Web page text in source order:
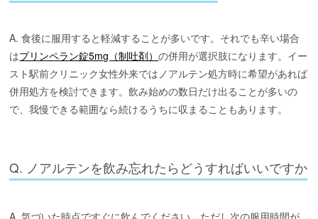
A. 食後に服用すると軽減することが多いです。それでも辛い場合
はプリンペラン錠5mg（制吐剤）の併用が選択肢になります。イー
スト駅前クリニック女性外来ではノアルテン処方時に希望があれば
併用処方を検討できます。飲み始めの数日だけ出ることが多いの
で、我慢できる範囲なら続けるうちに収まることもあります。
Q. ノアルテンを飲み忘れたらどうすればいいですか
A. 気づいた時点ですぐに飲んでください。ただし次の服用時間が